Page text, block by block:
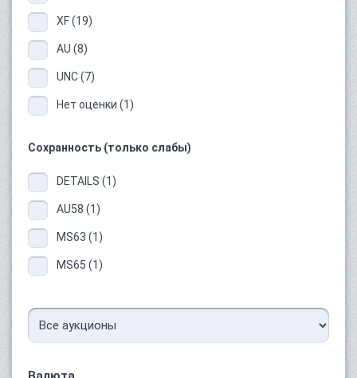
XF (19)
AU (8)
UNC (7)
Нет оценки (1)
Сохранность (только слабы)
DETAILS (1)
AU58 (1)
MS63 (1)
MS65 (1)